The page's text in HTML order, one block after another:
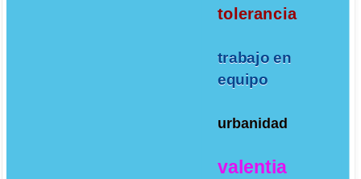
tolerancia
trabajo en
equipo
urbanidad
valentia